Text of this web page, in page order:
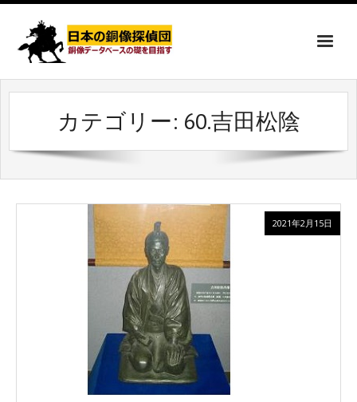
カテゴリー: 60.吉田松陰
2021年2月15日